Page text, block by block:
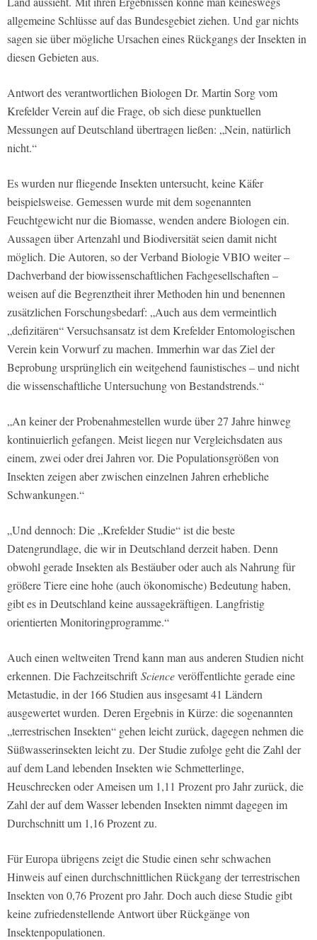
allgemeine Schlüsse auf das Bundesgebiet ziehen. Und gar nichts
sagen sie über mögliche Ursachen eines Rückgangs der Insekten in
diesen Gebieten aus.
Antwort des verantwortlichen Biologen Dr. Martin Sorg vom
Krefelder Verein auf die Frage, ob sich diese punktuellen
Messungen auf Deutschland übertragen ließen: „Nein, natürlich
nicht.“
Es wurden nur fliegende Insekten untersucht, keine Käfer
beispielsweise. Gemessen wurde mit dem sogenannten
Feuchtgewicht nur die Biomasse, wenden andere Biologen ein.
Aussagen über Artenzahl und Biodiversität seien damit nicht
möglich. Die Autoren, so der Verband Biologie VBIO weiter –
Dachverband der biowissenschaftlichen Fachgesellschaften –
weisen auf die Begrenztheit ihrer Methoden hin und benennen
zusätzlichen Forschungsbedarf: „Auch aus dem vermeintlich
„defizitären“ Versuchsansatz ist dem Krefelder Entomologischen
Verein kein Vorwurf zu machen. Immerhin war das Ziel der
Beprobung ursprünglich ein weitgehend faunistisches – und nicht
die wissenschaftliche Untersuchung von Bestandstrends.“
„An keiner der Probenahmestellen wurde über 27 Jahre hinweg
kontinuierlich gefangen. Meist liegen nur Vergleichsdaten aus
einem, zwei oder drei Jahren vor. Die Populationsgrößen von
Insekten zeigen aber zwischen einzelnen Jahren erhebliche
Schwankungen.“
„Und dennoch: Die „Krefelder Studie“ ist die beste
Datengrundlage, die wir in Deutschland derzeit haben. Denn
obwohl gerade Insekten als Bestäuber oder auch als Nahrung für
größere Tiere eine hohe (auch ökonomische) Bedeutung haben,
gibt es in Deutschland keine aussagekräftigen. Langfristig
orientierten Monitoringprogramme.“
Auch einen weltweiten Trend kann man aus anderen Studien nicht
erkennen. Die Fachzeitschrift Scienceveröffentlichte gerade eine
Metastudie, in der 166 Studien aus insgesamt 41 Ländern
ausgewertet wurden. Deren Ergebnis in Kürze: die sogenannten
„terrestrischen Insekten“ gehen leicht zurück, dagegen nehmen die
Süßwasserinsekten leicht zu. Der Studie zufolge geht die Zahl der
auf dem Land lebenden Insekten wie Schmetterlinge,
Heuschrecken oder Ameisen um 1,11 Prozent pro Jahr zurück, die
Zahl der auf dem Wasser lebenden Insekten nimmt dagegen im
Durchschnitt um 1,16 Prozent zu.
Für Europa übrigens zeigt die Studie einen sehr schwachen
Hinweis auf einen durchschnittlichen Rückgang der terrestrischen
Insekten von 0,76 Prozent pro Jahr. Doch auch diese Studie gibt
keine zufriedenstellende Antwort über Rückgänge von
Insektenpopulationen.